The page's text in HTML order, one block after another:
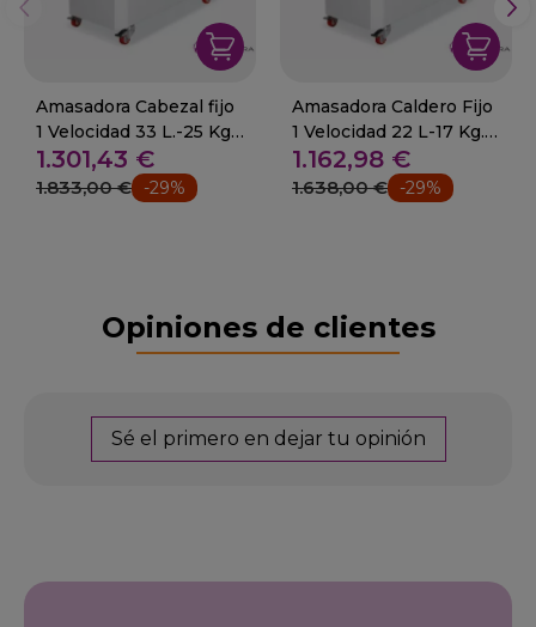
Amasadora Cabezal fijo
1 Velocidad 33 L.-25 Kg.
1.5Kw. 16-SK-33
1.301,43 €
1.833,00 € -29%
Amasadora Caldero Fijo
1 Velocidad 22 L-17 Kg.
750W. 16-SK-22
1.162,98 €
1.638,00 € -29%
Opiniones de clientes
Sé el primero en dejar tu opinión